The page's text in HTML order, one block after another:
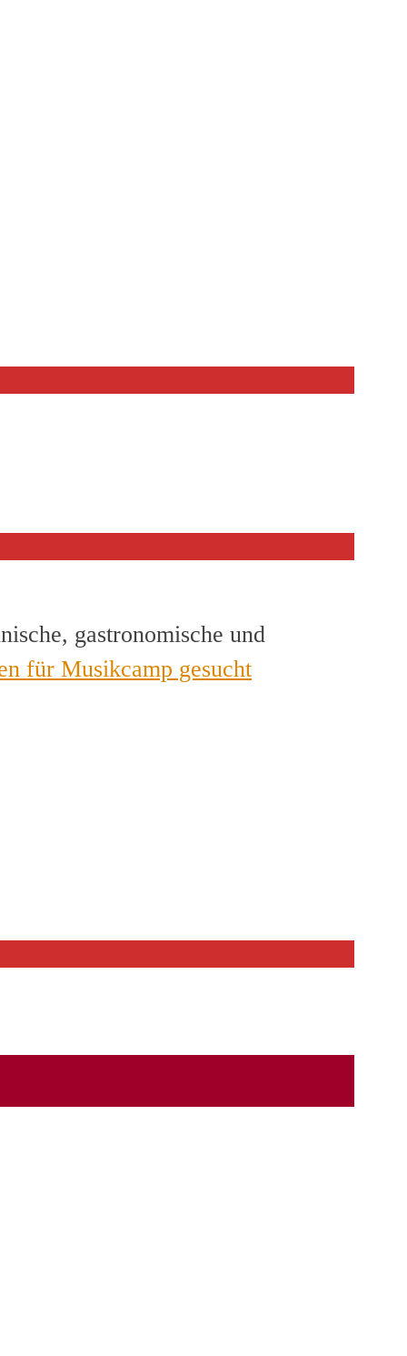
gastronomische und
für Musikcamp gesucht